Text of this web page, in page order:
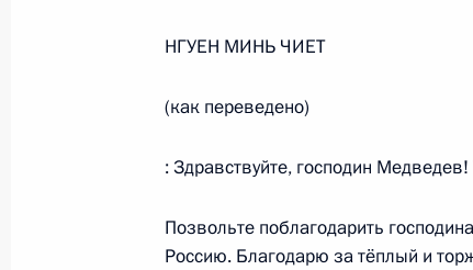
31 октября 2008 года, пятница
Рабочая встреча с Министром
31 октября 2008 года, 14:50 Московская
НГУЕН МИНЬ ЧИЕТ
(как переведено)
: Здравствуйте, господин
Позвольте поблагодарить
Россию. Благодарю за тёплый и